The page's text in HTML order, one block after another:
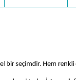
bir seçimdir. Hem